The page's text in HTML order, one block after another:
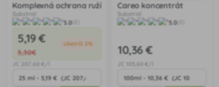
Komplexná ochrana ruží
Substral
5.0(6)
5,19 €
5,30€
Ušetríš 2%
207 ,60 €/l
Careo koncentrát
Substral
5.0(8)
10,36 €
103 ,60 €/l